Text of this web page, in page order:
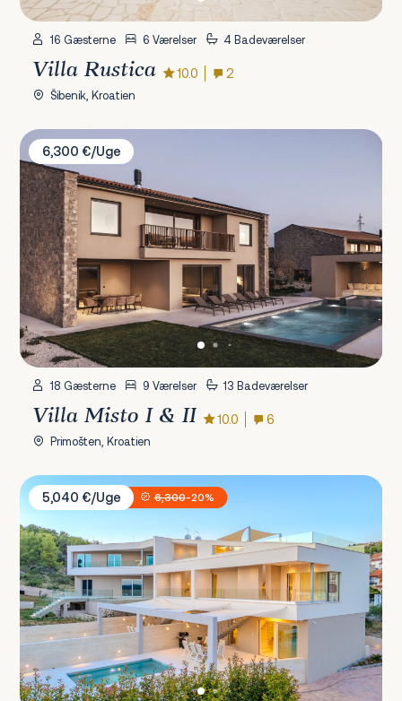
16 Gæsterne 6 Værelser 4 Badeværelser
Villa Rustica 10.0 2
Šibenik, Kroatien
Villa Misto I & II
6,300 €/Uge
18 Gæsterne 9 Værelser 13 Badeværelser
Villa Misto I & II 10.0 6
Primošten, Kroatien
Villa Axia & Nexia
5,040 €/Uge
6,300-20%